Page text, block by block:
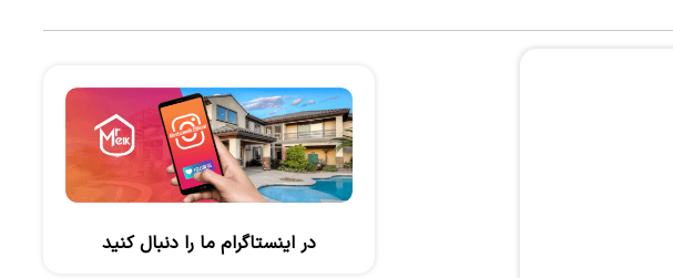
در اینستاگرام ما را دنبال کنید